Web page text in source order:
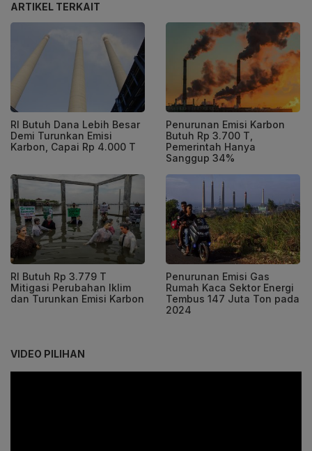
ARTIKEL TERKAIT
RI Butuh Dana Lebih Besar
Demi Turunkan Emisi
Karbon, Capai Rp 4.000 T
Penurunan Emisi Karbon
Butuh Rp 3.700 T,
Pemerintah Hanya
Sanggup 34%
RI Butuh Rp 3.779 T
Mitigasi Perubahan Iklim
dan Turunkan Emisi Karbon
Penurunan Emisi Gas
Rumah Kaca Sektor Energi
Tembus 147 Juta Ton pada
2024
VIDEO PILIHAN